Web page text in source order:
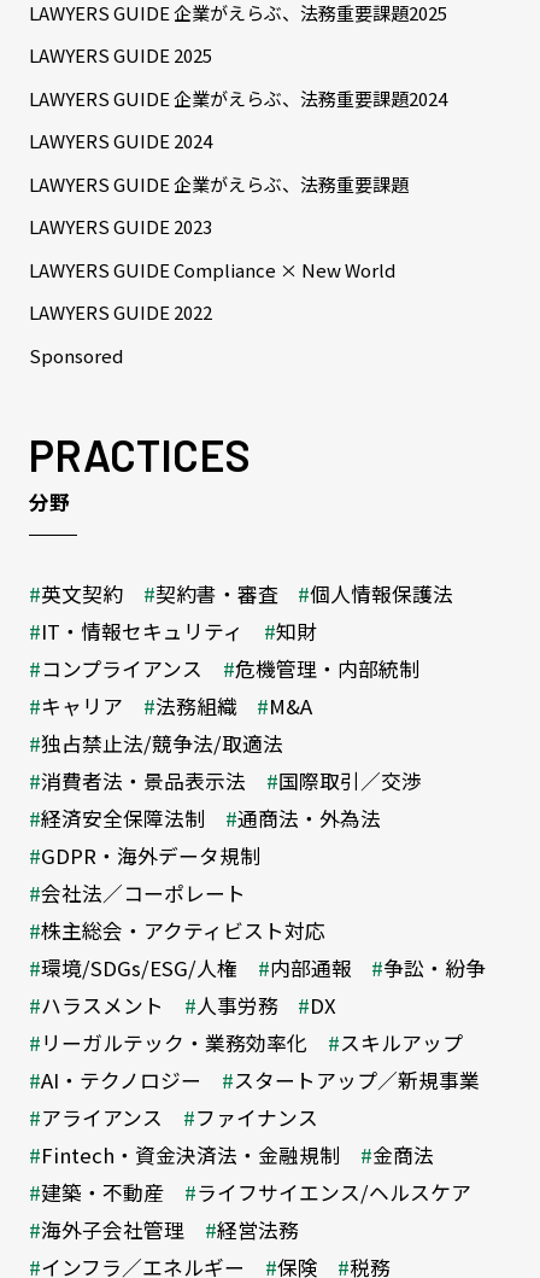
LAWYERS GUIDE 企業がえらぶ、法務重要課題2025
LAWYERS GUIDE 2025
LAWYERS GUIDE 企業がえらぶ、法務重要課題2024
LAWYERS GUIDE 2024
LAWYERS GUIDE 企業がえらぶ、法務重要課題
LAWYERS GUIDE 2023
LAWYERS GUIDE Compliance × New World
LAWYERS GUIDE 2022
Sponsored
PRACTICES
分野
英文契約 契約書・審査
個人情報保護法
IT・情報セキュリティ
知財
コンプライアンス
危機管理・内部統制
キャリア
法務組織
M&A
独占禁止法/競争法/取適法
消費者法・景品表示法
国際取引／交渉
経済安全保障法制
通商法・外為法
GDPR・海外データ規制
会社法／コーポレート
株主総会・アクティビスト対応
環境/SDGs/ESG/人権
内部通報
争訟・紛争
ハラスメント
人事労務
DX
リーガルテック・業務効率化
スキルアップ
AI・テクノロジー
スタートアップ／新規事業
アライアンス
ファイナンス
Fintech・資金決済法・金融規制
金商法
建築・不動産
ライフサイエンス/ヘルスケア
海外子会社管理
経営法務
インフラ／エネルギー
保険
税務